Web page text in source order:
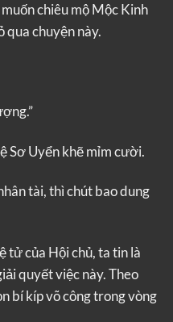
chiêu mộ Mộc Kinh
qua chuyện này.
Sơ Uyển khẽ mỉm cười.
tài, thì chút bao dung
tử của Hội chủ, ta tin là
quyết việc này. Theo
bí kíp võ công trong vòng